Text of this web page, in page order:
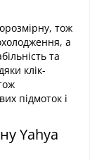
тож
а
та
клік-
підмоток і
Yahya